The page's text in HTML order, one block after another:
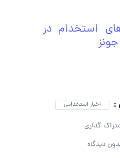
استخدام در
: اخبار استخدامی
گذاری
دیدگاه